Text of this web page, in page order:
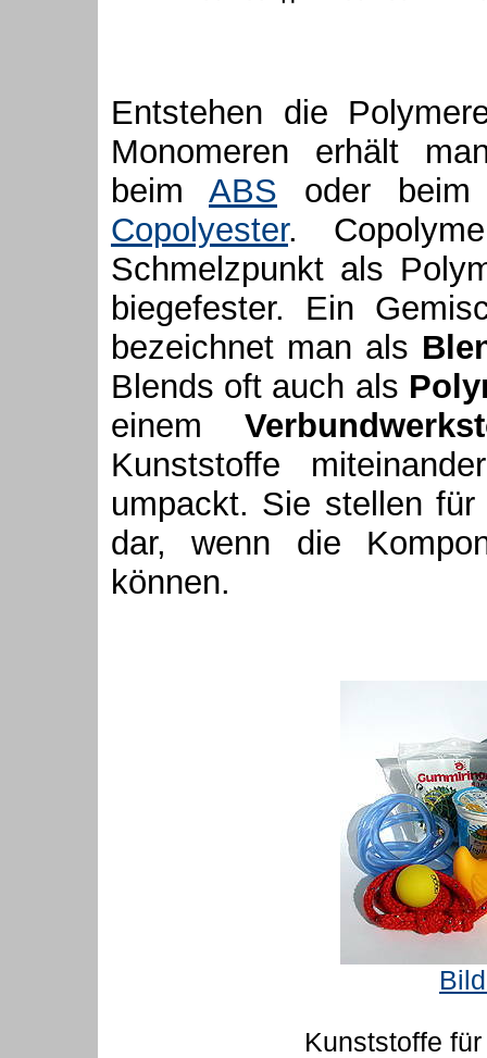
Entstehen die
Monomeren erhält
beim ABS oder beim
Copolyester.
Schmelzpunkt als
biegefester. Ein
bezeichnet man als
Blends oft auch als
einem
Kunststoffe
umpackt. Sie stellen
dar, wenn die
können.
Kunststoffe